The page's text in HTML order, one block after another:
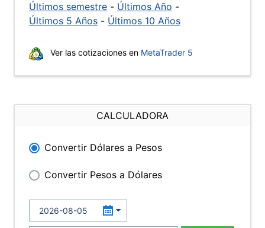
Últimos semestre - Últimos Año -
Últimos 5 Años - Últimos 10 Años
Ver las cotizaciones en MetaTrader 5
CALCULADORA
Convertir Dólares a Pesos
Convertir Pesos a Dólares